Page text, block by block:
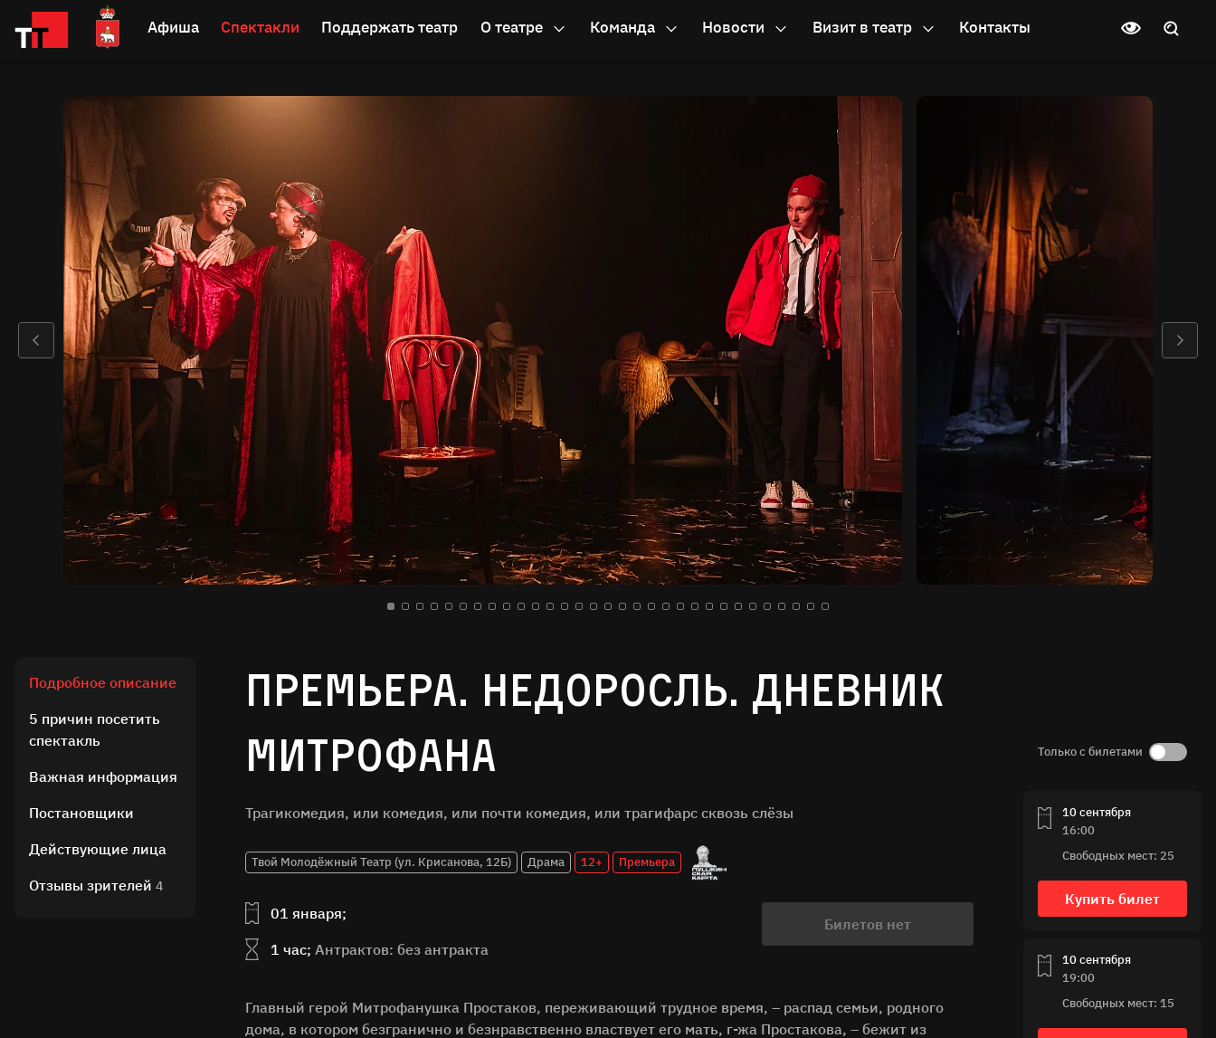
Афиша Спектакли Поддержать театр О театре Команда Новости Визит в театр Контакты
Подробное описание
5 причин посетить
спектакль
Важная информация
Постановщики
Действующие лица
Отзывы зрителей 4
Премьера. Недоросль. Дневник
Митрофана
Трагикомедия, или комедия, или почти комедия, или трагифарс сквозь слёзы
Твой Молодёжный Театр (ул. Крисанова, 12Б) Драма 12+ Премьера
01 января;
1 час; Антрактов: без антракта
Билетов нет
Главный герой Митрофанушка Простаков, переживающий трудное время, – распад семьи, родного
дома, в котором безгранично и безнравственно властвует его мать, г-жа Простакова, – бежит из
Только с билетами
10 сентября
16:00
Свободных мест: 25
Купить билет
10 сентября
19:00
Свободных мест: 15